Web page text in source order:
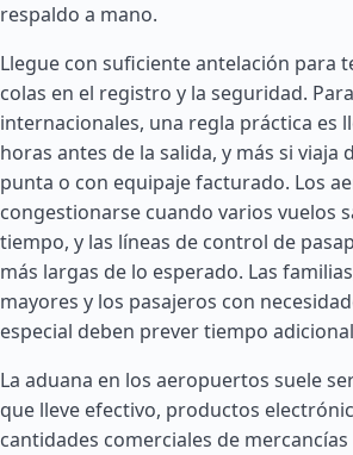
respaldo a mano.
Llegue con suficiente antelación para
colas en el registro y la seguridad.
internacionales, una regla práctica es
horas antes de la salida, y más si viaja
punta o con equipaje facturado. Los
congestionarse cuando varios vuelos
tiempo, y las líneas de control de
más largas de lo esperado. Las
mayores y los pasajeros con
especial deben prever tiempo
La aduana en los aeropuertos suele
que lleve efectivo, productos
cantidades comerciales de